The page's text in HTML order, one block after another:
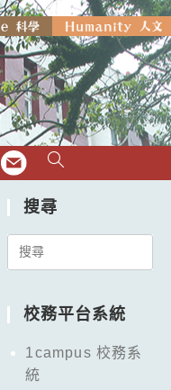
EMAIL
搜尋
Search
校務平台系統
1campus 校務系
統